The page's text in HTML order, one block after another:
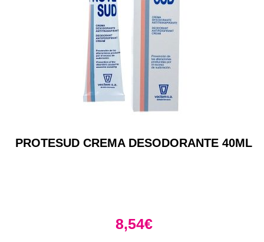
PROTESUD CREMA DESODORANTE 40ML
8,54€